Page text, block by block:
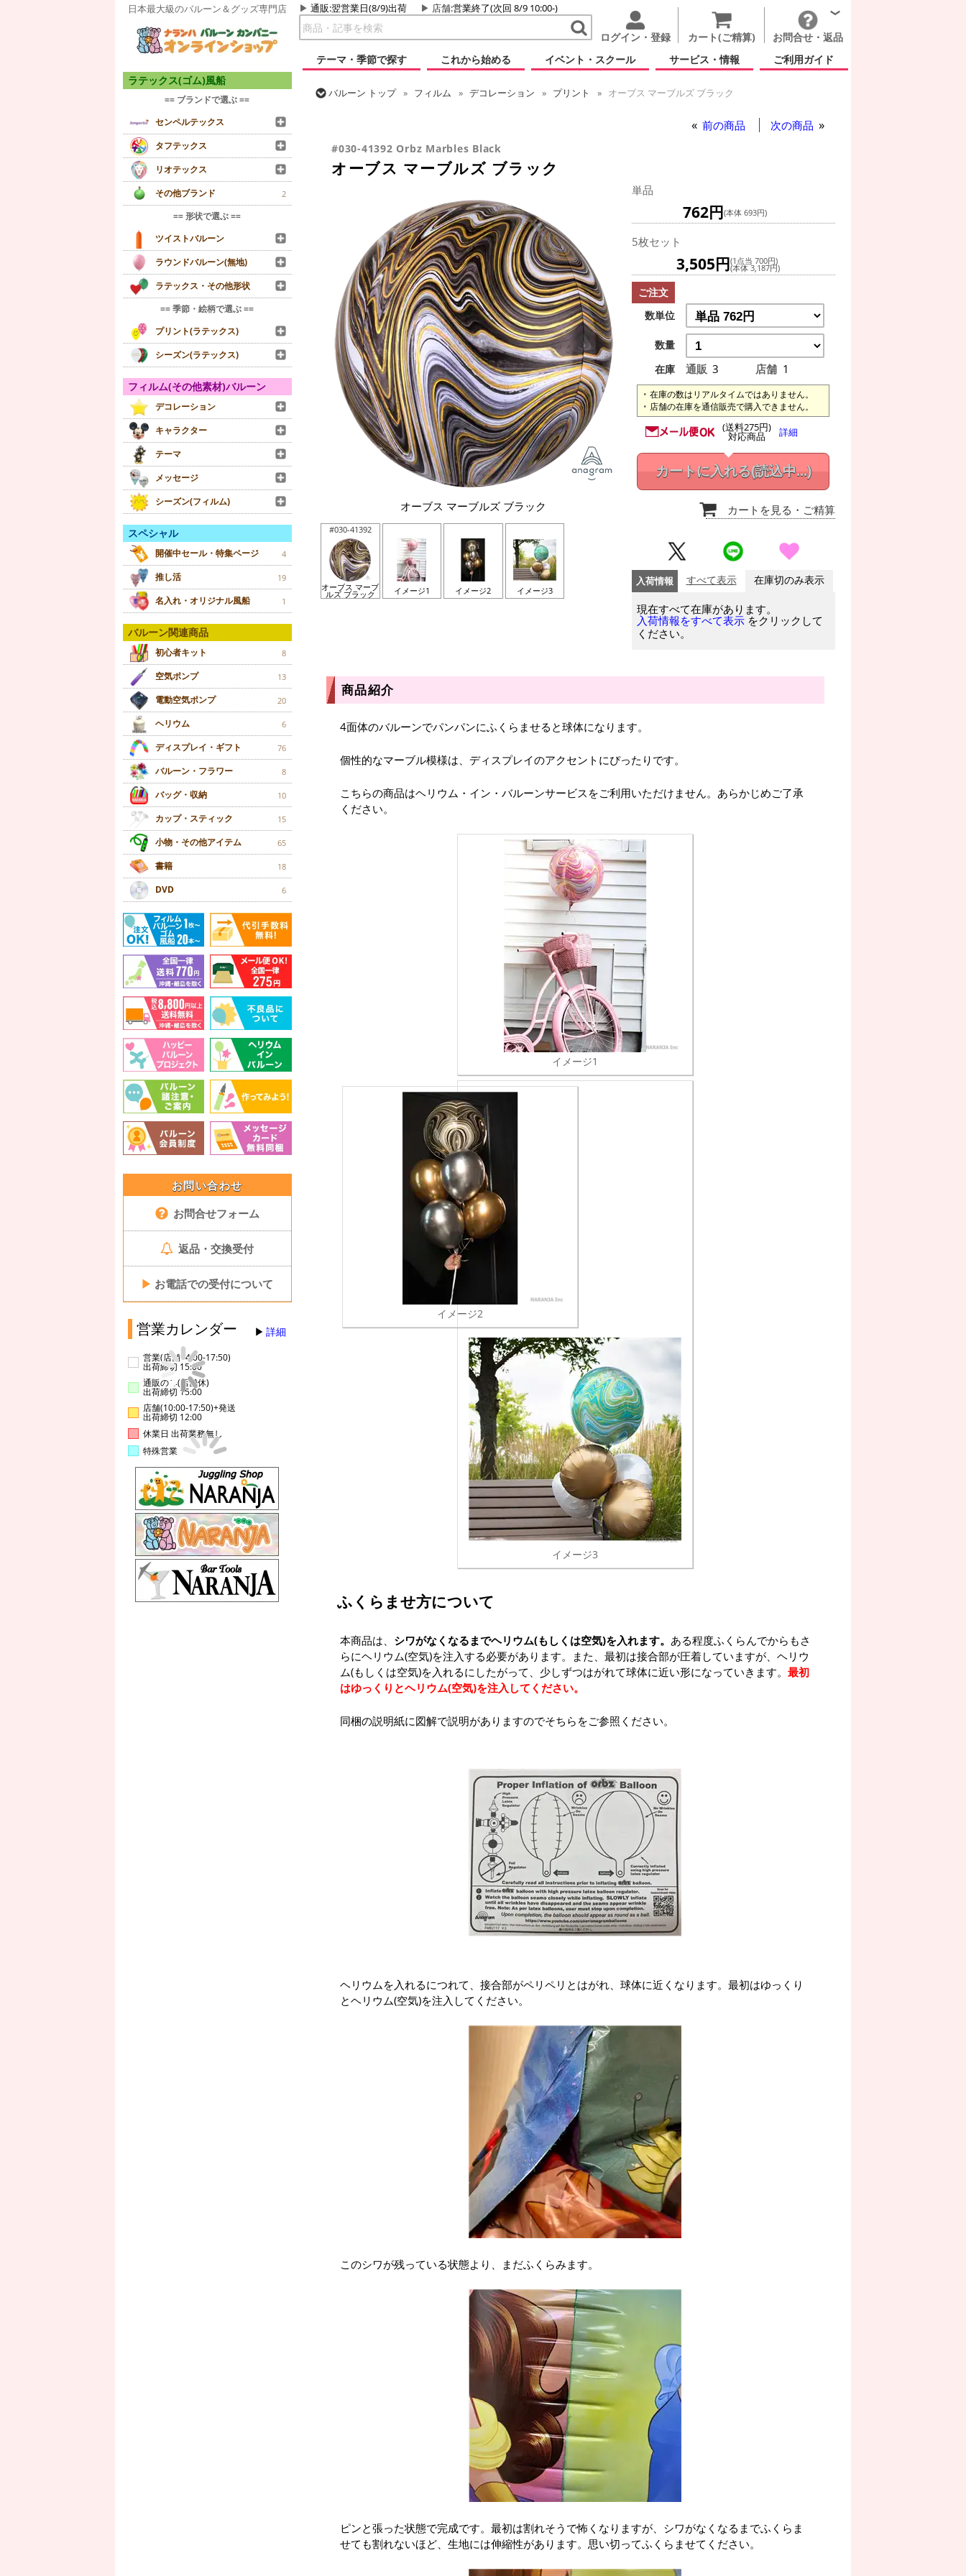
日本最大級のバルーン＆グッズ専門店 通販:翌営業日(8/9)出荷 店舗:営業終了(次回 8/9 10:00-)
ログイン・登録 カート(ご精算)
お問合せ・返品
テーマ・季節で探す
これから始める イベント・スクール サービス・情報 ご利用ガイド
ラテックス(ゴム)風船
== ブランドで選ぶ ==
センペルテックス
タフテックス
リオテックス
その他ブランド
2
== 形状で選ぶ ==
ツイストバルーン
ラウンドバルーン(無地)
ラテックス・その他形状
== 季節・絵柄で選ぶ ==
プリント(ラテックス)
シーズン(ラテックス)
フィルム(その他素材)バルーン
デコレーション
キャラクター
テーマ
メッセージ
シーズン(フィルム)
スペシャル
開催中セール・特集ページ 4
推し活 19
名入れ・オリジナル風船 1
バルーン関連商品
初心者キット 8
空気ポンプ 13
電動空気ポンプ 20
ヘリウム 6
ディスプレイ・ギフト 76
バルーン・フラワー 8
バッグ・収納 10
カップ・スティック 15
小物・その他アイテム 65
書籍 18
DVD 6
お問い合わせ
お問合せフォーム
返品・交換受付
▶ お電話での受付について
営業カレンダー 詳細
営業(店舗14:00-17:50)
出荷締切 15:00
通販のみ(店舗休)
出荷締切 15:00
店舗(10:00-17:50)+発送
出荷締切 12:00
休業日 出荷業務無し
特殊営業
バルーン トップ フィルム デコレーション プリント
オーブス マーブルズ ブラック
前の商品 次の商品
#030-41392 Orbz Marbles Black
オーブス マーブルズ ブラック
オーブス マーブルズ ブラック
#030-41392
オーブス マーブ
ルズ ブラック イメージ1 イメージ2 イメージ3
単品
762円(本体 693円)
5枚セット
3,505円(1点当 700円)
(本体 3,187円)
ご注文
数単位
数量
在庫
通販 3 店舗 1
在庫の数はリアルタイムではありません。
店舗の在庫を通信販売で購入できません。
(送料275円)
対応商品 詳細
カートに入れる(読込中...)
カートを見る ・ご精算
入荷情報 すべて表示 在庫切のみ表示
現在すべて在庫があります。
入荷情報をすべて表示 をクリックして
ください。
商品紹介
4面体のバルーンでパンパンにふくらませると球体になります。
個性的なマーブル模様は、ディスプレイのアクセントにぴったりです。
こちらの商品はヘリウム・イン・バルーンサービスをご利用いただけません。あらかじめご了承
ください。
イメージ1
イメージ2
イメージ3
ふくらませ方について
本商品は、 シワがなくなるまでヘリウム(もしくは空気)を入れます。 ある程度ふくらんでからもさ
らにヘリウム(空気)を注入する必要があります。また、最初は接合部が圧着していますが、ヘリウ
ム(もしくは空気)を入れるにしたがって、少しずつはがれて球体に近い形になっていきます。 最初
はゆっくりとヘリウム(空気)を注入してください。
同梱の説明紙に図解で説明がありますのでそちらをご参照ください。
ヘリウムを入れるにつれて、接合部がペリペリとはがれ、球体に近くなります。最初はゆっくり
とヘリウム(空気)を注入してください。
このシワが残っている状態より、まだふくらみます。
ピンと張った状態で完成です。最初は割れそうで怖くなりますが、シワがなくなるまでふくらま
せても割れないほど、生地には伸縮性があります。思い切ってふくらませてください。